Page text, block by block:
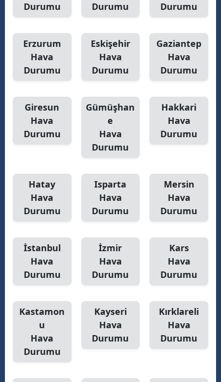
Durumu
Durumu
Durumu
Erzurum
Hava
Durumu
Eskişehir
Hava
Durumu
Gaziantep
Hava
Durumu
Giresun
Hava
Durumu
Gümüşhan
e
Hava
Durumu
Hakkari
Hava
Durumu
Hatay
Hava
Durumu
Isparta
Hava
Durumu
Mersin
Hava
Durumu
İstanbul
Hava
Durumu
İzmir
Hava
Durumu
Kars
Hava
Durumu
Kastamon
u
Hava
Durumu
Kayseri
Hava
Durumu
Kırklareli
Hava
Durumu